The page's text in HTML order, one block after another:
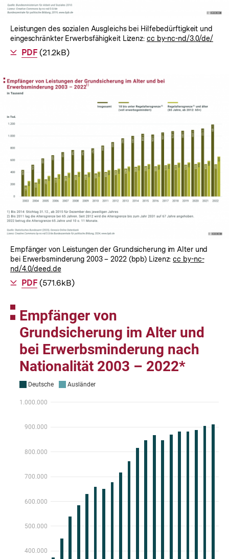
Leistungen des sozialen Ausgleichs bei Hilfebedürftigkeit und
eingeschränkter Erwerbsfähigkeit Lizenz: cc by-nc-nd/3.0/de/
Als
PDFherunterladen
(21.2kB)
Empfänger von Leistungen der Grundsicherung im Alter und
bei Erwerbsminderung 2003 – 2022 (bpb) Lizenz:cc by-nc-
nd/4.0/deed.de
Als
PDFherunterladen
(571.6kB)